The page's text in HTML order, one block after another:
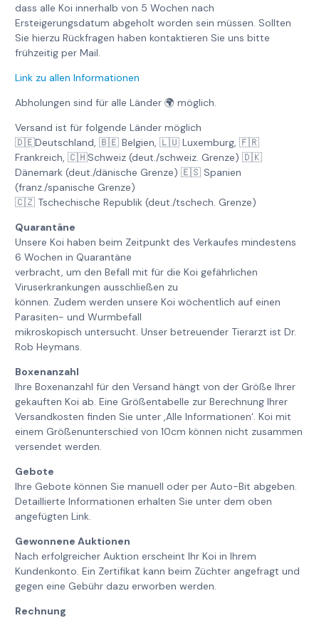
dass alle Koi innerhalb von 5 Wochen nach
Ersteigerungsdatum abgeholt worden sein müssen. Sollten
Sie hierzu Rückfragen haben kontaktieren Sie uns bitte
frühzeitig per Mail.
Link zu allen Informationen
Abholungen sind für alle Länder 🌍 möglich.
Versand ist für folgende Länder möglich
🇩🇪Deutschland, 🇧🇪 Belgien, 🇱🇺 Luxemburg, 🇫🇷
Frankreich, 🇨🇭Schweiz (deut./schweiz. Grenze) 🇩🇰
Dänemark (deut./dänische Grenze) 🇪🇸 Spanien
(franz./spanische Grenze)
🇨🇿 Tschechische Republik (deut./tschech. Grenze)
Quarantäne
Unsere Koi haben beim Zeitpunkt des Verkaufes mindestens
6 Wochen in Quarantäne
verbracht, um den Befall mit für die Koi gefährlichen
Viruserkrankungen ausschließen zu
können. Zudem werden unsere Koi wöchentlich auf einen
Parasiten- und Wurmbefall
mikroskopisch untersucht. Unser betreuender Tierarzt ist Dr.
Rob Heymans.
Boxenanzahl
Ihre Boxenanzahl für den Versand hängt von der Größe Ihrer
gekauften Koi ab. Eine Größentabelle zur Berechnung Ihrer
Versandkosten finden Sie unter ‚Alle Informationen‘. Koi mit
einem Größenunterschied von 10cm können nicht zusammen
versendet werden.
Gebote
Ihre Gebote können Sie manuell oder per Auto-Bit abgeben.
Detaillierte Informationen erhalten Sie unter dem oben
angefügten Link.
Gewonnene Auktionen
Nach erfolgreicher Auktion erscheint Ihr Koi in Ihrem
Kundenkonto. Ein Zertifikat kann beim Züchter angefragt und
gegen eine Gebühr dazu erworben werden.
Rechnung